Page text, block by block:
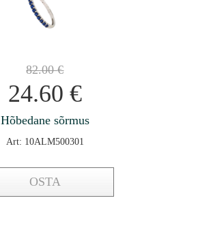
82.00€
24.60 €
Hõbedane sõrmus
Art: 10ALM500301
OSTA